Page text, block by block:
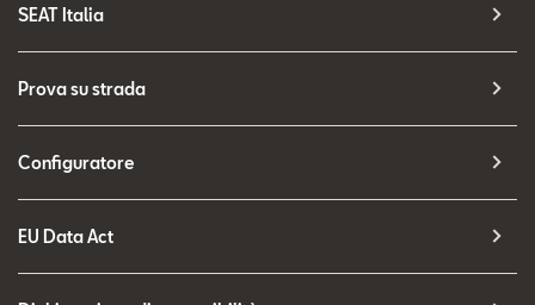
SEAT Italia
Prova su strada
Configuratore
EU Data Act